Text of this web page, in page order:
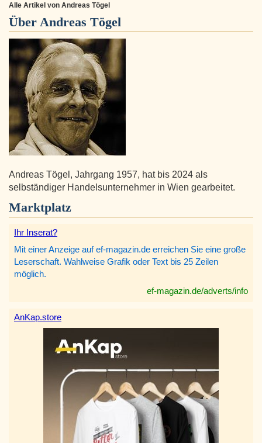
Alle Artikel von Andreas Tögel
Über Andreas Tögel
Andreas Tögel, Jahrgang 1957, hat bis 2024 als
selbständiger Handelsunternehmer in Wien gearbeitet.
Marktplatz
Ihr Inserat?
Mit einer Anzeige auf ef-magazin.de erreichen Sie eine große
Leserschaft. Wahlweise Grafik oder Text bis 25 Zeilen
möglich.
ef-magazin.de/adverts/info
AnKap.store